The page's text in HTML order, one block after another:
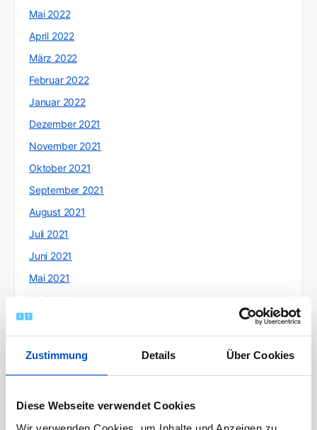
Zustimmung Details Über Cookies
Diese Webseite verwendet Cookies
Mai 2022
April 2022
März 2022
Februar 2022
Januar 2022
Dezember 2021
November 2021
Oktober 2021
September 2021
August 2021
Juli 2021
Juni 2021
Mai 2021
April 2021
März 2021
November 2020